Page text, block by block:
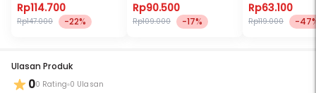
Rp114.700
Rp147.000 -22%
Rp90.500
Rp109.000 -17%
Rp63.100
Rp119.000 -
Ulasan Produk
00 Rating 0 Ulasan